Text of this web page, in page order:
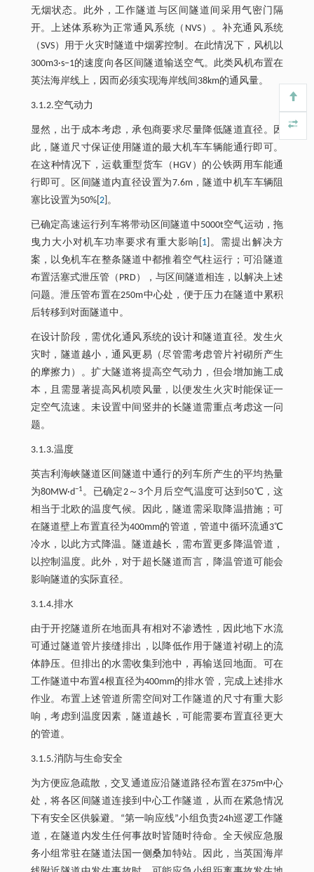
无烟状态。此外，工作隧道与区间隧道间采用气密门隔
开。上述体系称为正常通风系统（NVS）。补充通风系统
（SVS）用于火灾时隧道中烟雾控制。在此情况下，风机以
300m3·s−1的速度向各区间隧道输送空气。此类风机布置在
英法海岸线上，因而必须实现海岸线间38km的通风量。
3.1.2.空气动力
显然，出于成本考虑，承包商要求尽量降低隧道直径。因
此，隧道尺寸保证使用隧道的最大机车车辆能通行即可。
在这种情况下，运载重型货车（HGV）的公铁两用车能通
行即可。区间隧道内直径设置为7.6m，隧道中机车车辆阻
塞比设置为50%[ 2]。
已确定高速运行列车将带动区间隧道中5000t空气运动，拖
曳力大小对机车功率要求有重大影响[ 1 ]。需提出解决方
案，以免机车在整条隧道中都推着空气柱运行；可沿隧道
布置活塞式泄压管（PRD），与区间隧道相连，以解决上述
问题。泄压管布置在250m中心处，便于压力在隧道中累积
后转移到对面隧道中。
在设计阶段，需优化通风系统的设计和隧道直径。发生火
灾时，隧道越小，通风更易（尽管需考虑管片衬砌所产生
的摩擦力）。扩大隧道将提高空气动力，但会增加施工成
本，且需显著提高风机喷风量，以便发生火灾时能保证一
定空气流速。未设置中间竖井的长隧道需重点考虑这一问
题。
3.1.3.温度
英吉利海峡隧道区间隧道中通行的列车所产生的平均热量
为80MW·d−1。已确定2～3个月后空气温度可达到50℃，这
相当于北欧的温度气候。因此，隧道需采取降温措施；可
在隧道壁上布置直径为400mm的管道，管道中循环流通3℃
冷水，以此方式降温。隧道越长，需布置更多降温管道，
以控制温度。此外，对于超长隧道而言，降温管道可能会
影响隧道的实际直径。
3.1.4.排水
由于开挖隧道所在地面具有相对不渗透性，因此地下水流
可通过隧道管片接缝排出，以降低作用于隧道衬砌上的流
体静压。但排出的水需收集到池中，再输送回地面。可在
工作隧道中布置4根直径为400mm的排水管，完成上述排水
作业。布置上述管道所需空间对工作隧道的尺寸有重大影
响，考虑到温度因素，隧道越长，可能需要布置直径更大
的管道。
3.1.5.消防与生命安全
为方便应急疏散，交叉通道应沿隧道路径布置在375m中心
处，将各区间隧道连接到中心工作隧道，从而在紧急情况
下有安全区供躲避。“第一响应线”小组负责24h巡逻工作隧
道，在隧道内发生任何事故时皆随时待命。全天候应急服
务小组常驻在隧道法国一侧桑加特站。因此，当英国海岸